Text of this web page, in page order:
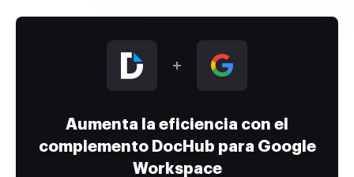
Aumenta la eficiencia con el
complemento DocHub para Google
Workspace